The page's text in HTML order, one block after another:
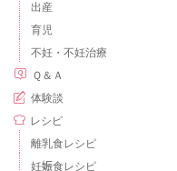
出産
育児
不妊・不妊治療
Ｑ＆Ａ
体験談
レシピ
離乳食レシピ
妊娠食レシピ